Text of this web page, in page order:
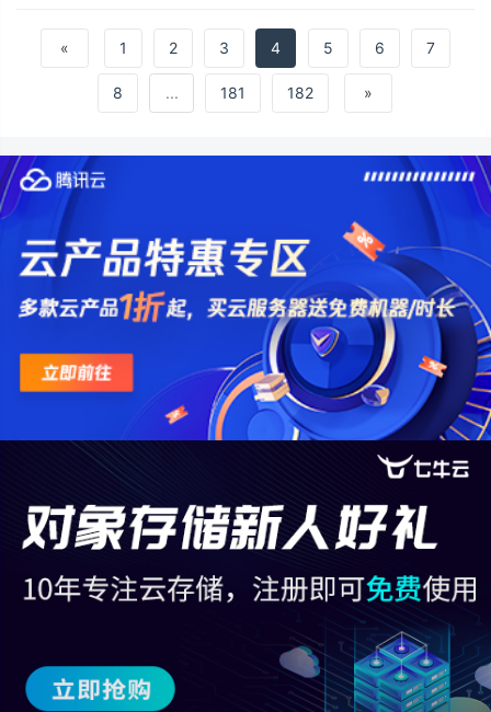
平到了哪里，是否可以拼读出书本的单词，是
否熟练，错误多不多，是否可以进行到下一个
学习阶段。 整个测试过程大约20分钟，老师指
认的单词我基本拼读出来了，而且错误也比较
« 1 2 3 4 5 6 7
8 ... 181 182 »